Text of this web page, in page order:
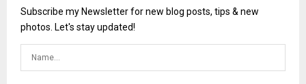
Subscribe my Newsletter for new blog posts, tips & new
photos. Let's stay updated!